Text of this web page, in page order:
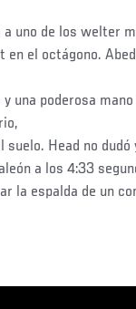
uno de los welter
en el octágono.
una poderosa
suelo. Head no dudó
a los 4:33
la espalda de un